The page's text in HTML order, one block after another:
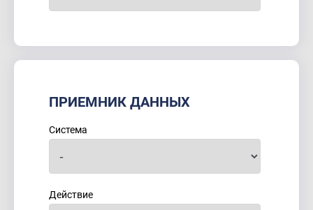
ПРИЕМНИК ДАННЫХ
Система
Действие